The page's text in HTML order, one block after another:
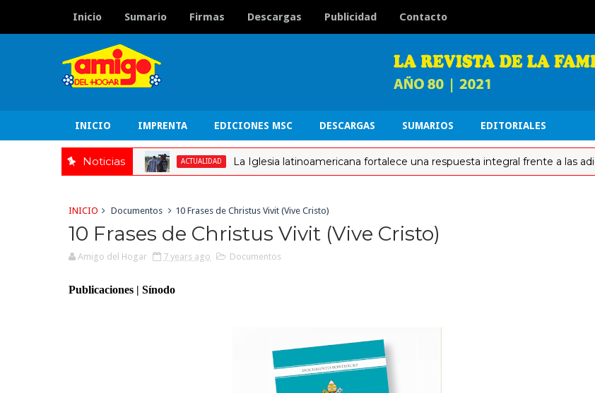
Inicio Sumario Firmas Descargas Publicidad Contacto
INICIO IMPRENTA EDICIONES MSC DESCARGAS SUMARIOS EDITORIALES
Noticias ACTUALIDAD La Iglesia latinoamericana fortalece una respuesta integral frente a las adicciones
INICIO Documentos 10 Frases de Christus Vivit (Vive Cristo)
10 Frases de Christus Vivit (Vive Cristo)
Amigo del Hogar 7 years ago Documentos
Publicaciones | Sínodo